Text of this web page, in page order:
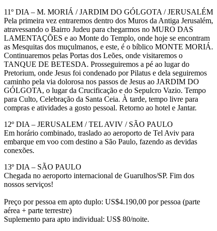
11º DIA – M. MORIÁ / JARDIM DO GÓLGOTA / JERUSALÉM
Pela primeira vez entraremos dentro dos Muros da Antiga Jerusalém,
atravessando o Bairro Judeu para chegarmos no MURO DAS
LAMENTAÇÕES e ao Monte do Templo, onde hoje se encontram
as Mesquitas dos muçulmanos, e este, é o bíblico MONTE MORIÁ.
Continuaremos pelas Portas dos Leões, onde visitaremos o
TANQUE DE BETESDA. Prosseguiremos a pé ao lugar do
Pretorium, onde Jesus foi condenado por Pilatus e dela seguiremos
caminho pela via dolorosa nos passos de Jesus ao JARDIM DO
GÓLGOTA, o lugar da Crucificação e do Sepulcro Vazio. Tempo
para Culto, Celebração da Santa Ceia. À tarde, tempo livre para
compras e atividades a gosto pessoal. Retorno ao hotel e Jantar.
12º DIA – JERUSALEM / TEL AVIV / SÃO PAULO
Em horário combinado, traslado ao aeroporto de Tel Aviv para
embarque em voo com destino a São Paulo, fazendo as devidas
conexões.
13º DIA – SÃO PAULO
Chegada no aeroporto internacional de Guarulhos/SP. Fim dos
nossos serviços!
Preço por pessoa em apto duplo: US$4.190,00 por pessoa (parte
aérea + parte terrestre)
Suplemento para apto individual: US$ 80/noite.